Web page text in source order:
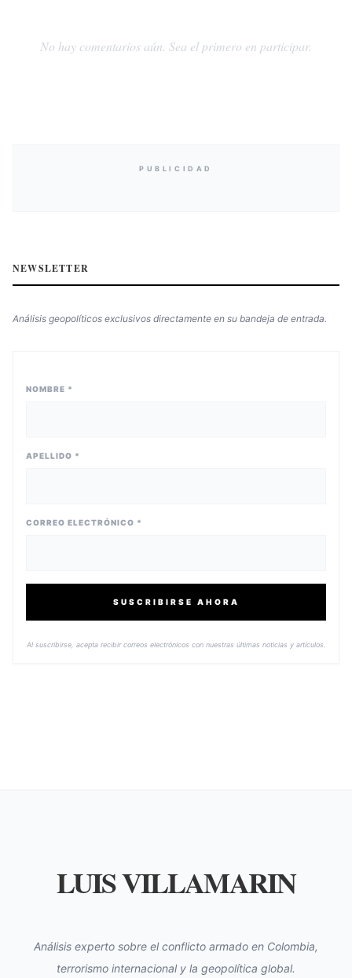
No hay comentarios aún. Sea el primero en participar.
PUBLICIDAD
NEWSLETTER
Análisis geopolíticos exclusivos directamente en su bandeja de entrada.
NOMBRE *
APELLIDO *
CORREO ELECTRÓNICO *
SUSCRIBIRSE AHORA
Al suscribirse, acepta recibir correos electrónicos con nuestras últimas noticias y artículos.
LUIS VILLAMARIN
Análisis experto sobre el conflicto armado en Colombia,
terrorismo internacional y la geopolítica global.